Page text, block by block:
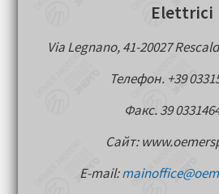
Elettrici
Via Legnano, 41-20027
Телефон. +39
Факс. 39
Сайт:
E-mail: